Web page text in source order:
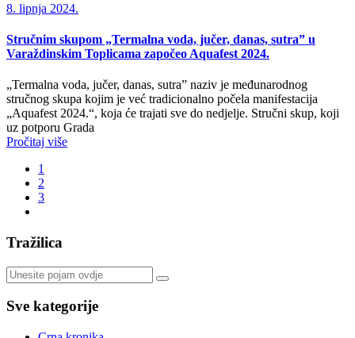
8. lipnja 2024.
Stručnim skupom „Termalna voda, jučer, danas, sutra” u
Varaždinskim Toplicama započeo Aquafest 2024.
„Termalna voda, jučer, danas, sutra” naziv je međunarodnog
stručnog skupa kojim je već tradicionalno počela manifestacija
„Aquafest 2024.“, koja će trajati sve do nedjelje. Stručni skup, koji
uz potporu Grada
Pročitaj više
1
2
3
Tražilica
Sve kategorije